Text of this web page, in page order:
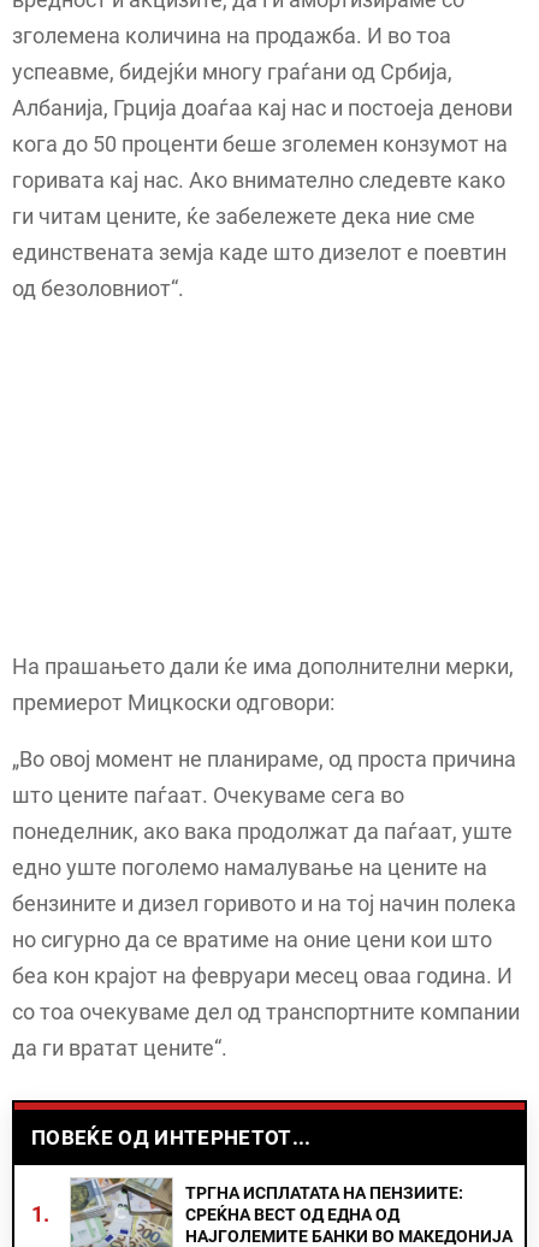
зголемена количина на продажба. И во тоа
успеавме, бидејќи многу граѓани од Србија,
Албанија, Грција доаѓаа кај нас и постоеја денови
кога до 50 проценти беше зголемен конзумот на
горивата кај нас. Ако внимателно следевте како
ги читам цените, ќе забележете дека ние сме
единствената земја каде што дизелот е поевтин
од безоловниот“.
На прашањето дали ќе има дополнителни мерки,
премиерот Мицкоски одговори:
„Во овој момент не планираме, од проста причина
што цените паѓаат. Очекуваме сега во
понеделник, ако вака продолжат да паѓаат, уште
едно уште поголемо намалување на цените на
бензините и дизел горивото и на тој начин полека
но сигурно да се вратиме на оние цени кои што
беа кон крајот на февруари месец оваа година. И
со тоа очекуваме дел од транспортните компании
да ги вратат цените“.
ПОВЕЌЕ ОД ИНТЕРНЕТОТ...
1.
ТРГНА ИСПЛАТАТА НА ПЕНЗИИТЕ:
СРЕЌНА ВЕСТ ОД ЕДНА ОД
НАЈГОЛЕМИТЕ БАНКИ ВО МАКЕДОНИЈА